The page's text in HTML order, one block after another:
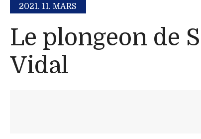
2021. 11. MARS
Le plongeon de
Vidal